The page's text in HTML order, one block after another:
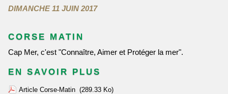
DIMANCHE 11 JUIN 2017
CORSE MATIN
Cap Mer, c'est "Connaître, Aimer et Protéger la mer".
EN SAVOIR PLUS
Article Corse-Matin (289.33 Ko)